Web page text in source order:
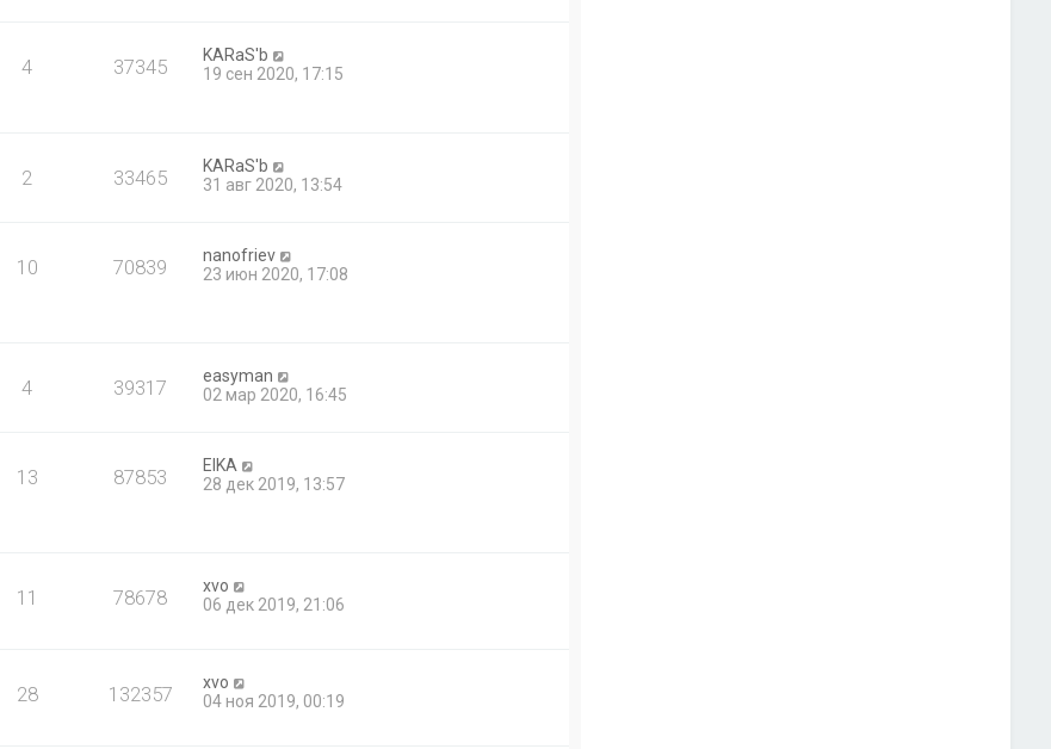
4 37345
KARaS'b
19 сен 2020, 17:15
2 33465
KARaS'b
31 авг 2020, 13:54
10 70839
nanofriev
23 июн 2020, 17:08
4 39317
easyman
02 мар 2020, 16:45
13 87853
EIKA
28 дек 2019, 13:57
11 78678
xvo
06 дек 2019, 21:06
28 132357
xvo
04 ноя 2019, 00:19